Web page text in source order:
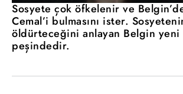
Sosyete çok öfkelenir ve
Cemal’i bulmasını ister.
öldürteceğini anlayan Belgin
peşindedir.